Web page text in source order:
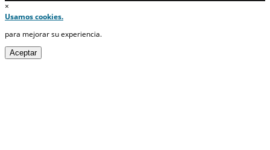
×
Usamos cookies.
para mejorar su experiencia.
Aceptar